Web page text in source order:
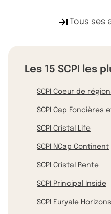
Tous ses
Les 15 SCPI les
SCPI Coeur de
SCPI Cap Foncières
SCPI Cristal Life
SCPI NCap Continent
SCPI Cristal Rente
SCPI Principal Inside
SCPI Euryale